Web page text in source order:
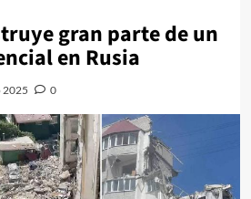
gran parte de un
en Rusia
2025 0